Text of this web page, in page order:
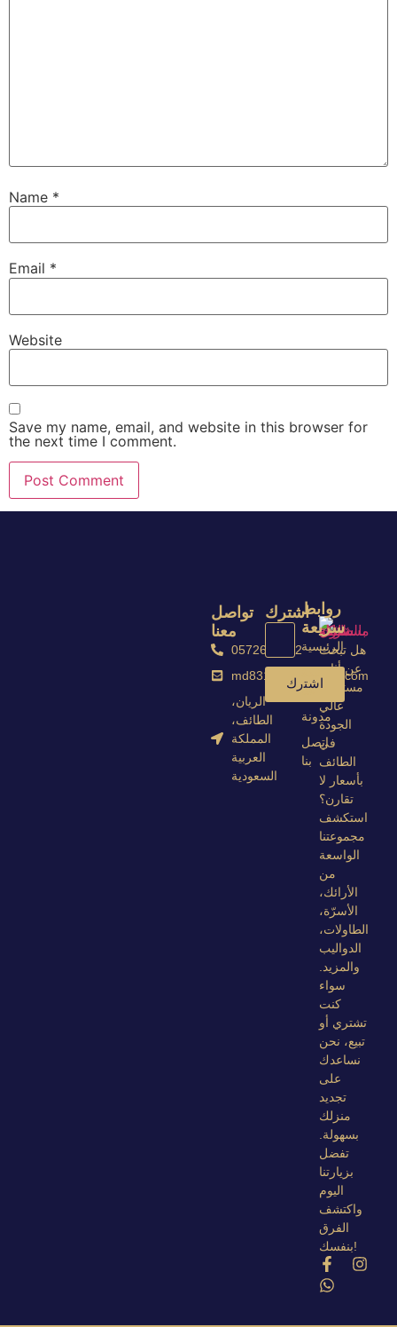
Name *
Email *
Website
Save my name, email, and website in this browser for
the next time I comment.
هل تبحث
عن أثاث
مستعمل
عالي
الجودة
في
الطائف
بأسعار لا
تقارن؟
استكشف
مجموعتنا
الواسعة
من
الأرائك،
الأسرّة،
الطاولات،
الدواليب
والمزيد.
سواء
كنت
تشتري أو
تبيع، نحن
نساعدك
على
تجديد
منزلك
بسهولة.
تفضل
بزيارتنا
اليوم
واكتشف
الفرق
بنفسك!
روابط
سريعة
الرئيسية
عنا
مدونة
اتصل
بنا
تواصل
معنا
0572674672
md8313703@gmail.com
الريان،
الطائف،
المملكة
العربية
السعودية
اشترك
اشترك